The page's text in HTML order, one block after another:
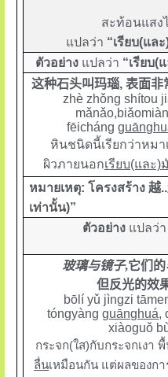
สะท้อนแสง
แปลว่า “เรียบ(แล
ตัวอย่าง แปลว่า “เรียบ(
这种石头叫玛瑙, 表面非
zhè zhǒng shítou
mǎnǎo,
fēicháng
หินชนิดนี้เรียกว่าหมา
ผิวภายนอกเรียบ(และ)
หมายเหตุ:โครงสร้าง越..
เท่านั้น)”
ตัวอย่าง แปลว่
玻璃与镜子,它们的
但反光的效
bōlí yǔ jìngzi
tóngyàngguānghuá,
xiàoguǒ
กระจก(ใส)กับกระจกเงา
ลื่นเหมือนกัน แต่ผลของก